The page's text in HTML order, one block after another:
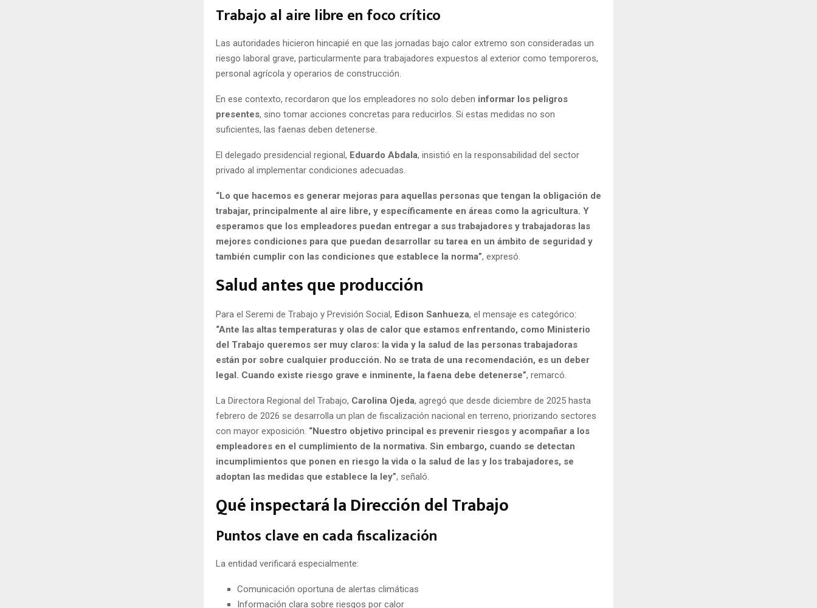
Trabajo al aire libre en foco crítico
Las autoridades hicieron hincapié en que las jornadas bajo calor extremo son consideradas un
riesgo laboral grave, particularmente para trabajadores expuestos al exterior como temporeros,
personal agrícola y operarios de construcción.
En ese contexto, recordaron que los empleadores no solo deben informar los peligros
presentes, sino tomar acciones concretas para reducirlos. Si estas medidas no son
suficientes, las faenas deben detenerse.
El delegado presidencial regional, Eduardo Abdala, insistió en la responsabilidad del sector
privado al implementar condiciones adecuadas.
“Lo que hacemos es generar mejoras para aquellas personas que tengan la obligación de
trabajar, principalmente al aire libre, y específicamente en áreas como la agricultura. Y
esperamos que los empleadores puedan entregar a sus trabajadores y trabajadoras las
mejores condiciones para que puedan desarrollar su tarea en un ámbito de seguridad y
también cumplir con las condiciones que establece la norma”, expresó.
Salud antes que producción
Para el Seremi de Trabajo y Previsión Social, Edison Sanhueza, el mensaje es categórico:
“Ante las altas temperaturas y olas de calor que estamos enfrentando, como Ministerio
del Trabajo queremos ser muy claros: la vida y la salud de las personas trabajadoras
están por sobre cualquier producción. No se trata de una recomendación, es un deber
legal. Cuando existe riesgo grave e inminente, la faena debe detenerse”, remarcó.
La Directora Regional del Trabajo, Carolina Ojeda, agregó que desde diciembre de 2025 hasta
febrero de 2026 se desarrolla un plan de fiscalización nacional en terreno, priorizando sectores
con mayor exposición. “Nuestro objetivo principal es prevenir riesgos y acompañar a los
empleadores en el cumplimiento de la normativa. Sin embargo, cuando se detectan
incumplimientos que ponen en riesgo la vida o la salud de las y los trabajadores, se
adoptan las medidas que establece la ley”, señaló.
Qué inspectará la Dirección del Trabajo
Puntos clave en cada fiscalización
La entidad verificará especialmente:
Comunicación oportuna de alertas climáticas
Información clara sobre riesgos por calor